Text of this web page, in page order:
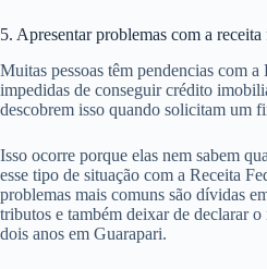
5. Apresentar problemas com a
Muitas pessoas têm pendencias com
impedidas de conseguir crédito
descobrem isso quando solicitam um
Isso ocorre porque elas nem sabem
esse tipo de situação com a Receita
problemas mais comuns são dívidas
tributos e também deixar de declarar
dois anos em Guarapari.